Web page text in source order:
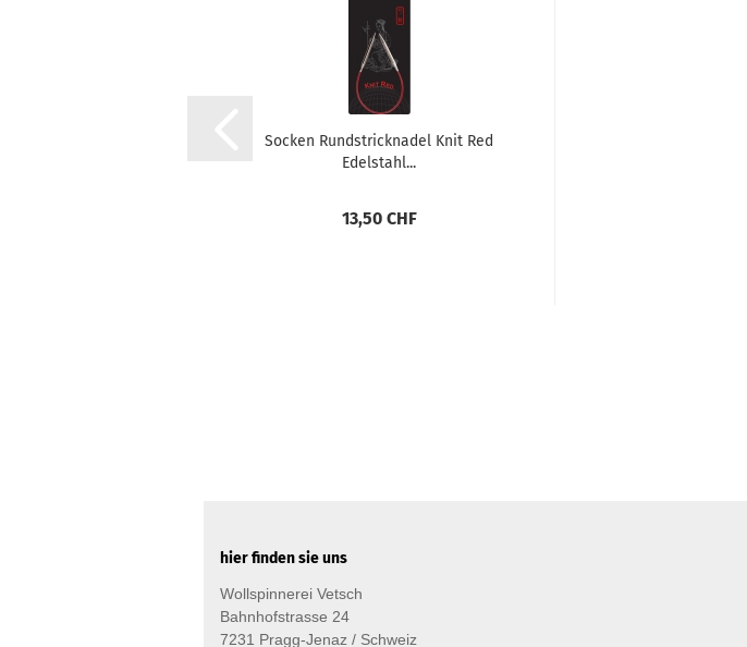
Socken Rundstricknadel Knit Red
Edelstahl...
13,50 CHF
hier finden sie uns
Wollspinnerei Vetsch
Bahnhofstrasse 24
7231 Pragg-Jenaz / Schweiz